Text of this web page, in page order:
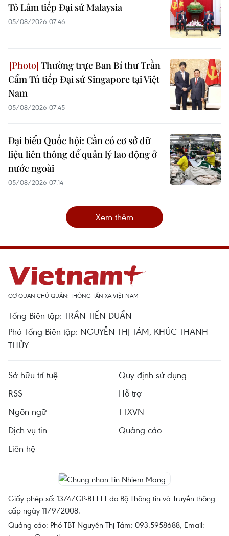
Tô Lâm tiếp Đại sứ Malaysia
05/08/2026 07:46
Thường trực Ban Bí thư Trần
Cẩm Tú tiếp Đại sứ Singapore tại Việt
Nam
05/08/2026 07:45
Đại biểu Quốc hội: Cần có cơ sở dữ
liệu liên thông để quản lý lao động ở
nước ngoài
05/08/2026 07:14
Xem thêm
CƠ QUAN CHỦ QUẢN: THÔNG TẤN XÃ VIỆT NAM
Tổng Biên tập: TRẦN TIẾN DUẨN
Phó Tổng Biên tập: NGUYỄN THỊ TÁM, KHÚC THANH
THỦY
Sở hữu trí tuệ
Quy định sử dụng
RSS
Hỗ trợ
Ngôn ngữ
TTXVN
Dịch vụ tin
Quảng cáo
Liên hệ
Giấy phép số: 1374/GP-BTTTT do Bộ Thông tin và Truyền thông
cấp ngày 11/9/2008.
Quảng cáo: Phó TBT Nguyễn Thị Tám: 093.5958688, Email: